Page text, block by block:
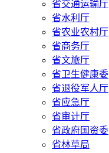
省交通运输厅
省水利厅
省农业农村厅
省商务厅
省文旅厅
省卫生健康委
省退役军人厅
省应急厅
省审计厅
省政府国资委
省林草局